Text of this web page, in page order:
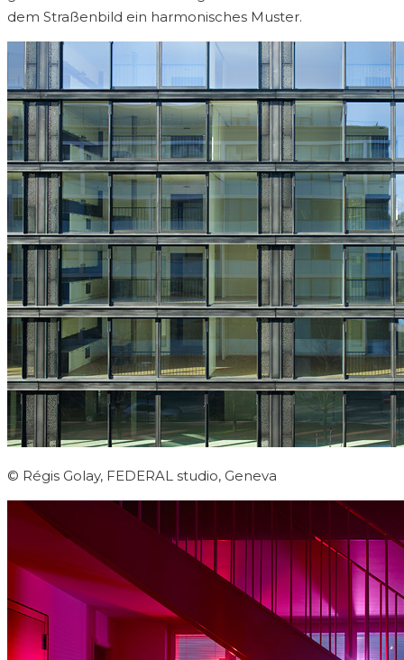
dem Straßenbild ein harmonisches Muster.
© Régis Golay, FEDERAL studio, Geneva